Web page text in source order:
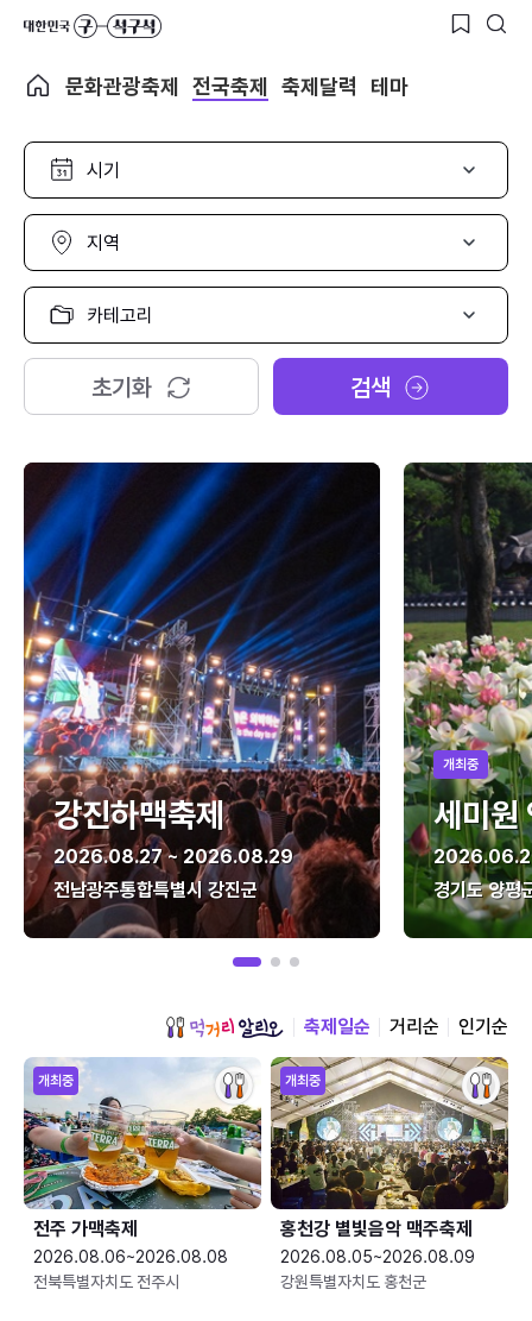
문화관광축제 전국축제 축제달력 테마
시
선
택
지
선
택
카
고
리
택
초기화 검색
강진하맥축제
2026.08.27 ~ 2026.08.29
전남광주통합특별시 강진군
개최중
세미원
경기도 양평
축제일순 거리순 인기순
개최중
전주 가맥축제
2026.08.06~2026.08.08
전북특별자치도 전주시
개최중
홍천강 별빛음악 맥주축제
2026.08.05~2026.08.09
강원특별자치도 홍천군